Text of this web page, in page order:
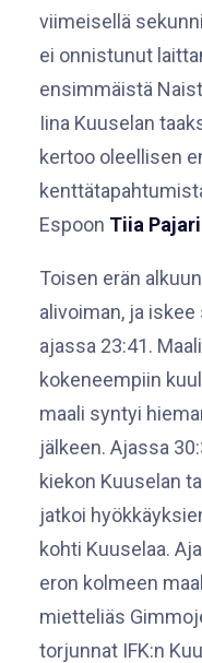
viimeisellä
ei onnistunut
ensimmäistä
Iina Kuuselan
kertoo oleellisen
Espoon Tiia
Toisen erän
alivoiman, ja
ajassa 23:41.
kokeneempiin
maali syntyi
jälkeen. Ajassa
kiekon Kuuselan
jatkoi
kohti Kuuselaa.
eron kolmeen
mietteliäs
torjunnat IFK:n